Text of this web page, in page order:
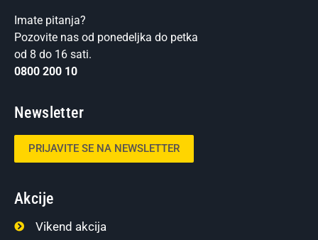
Imate pitanja?
Pozovite nas od ponedeljka do petka
od 8 do 16 sati.
0800 200 10
Newsletter
PRIJAVITE SE NA NEWSLETTER
Akcije
Vikend akcija